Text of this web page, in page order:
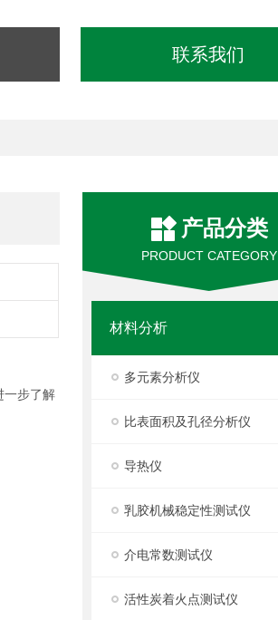
联系我们
产品分类
PRODUCT CATEGORY
材料分析
多元素分析仪
比表面积及孔径分析仪
导热仪
乳胶机械稳定性测试仪
介电常数测试仪
活性炭着火点测试仪
一步了解